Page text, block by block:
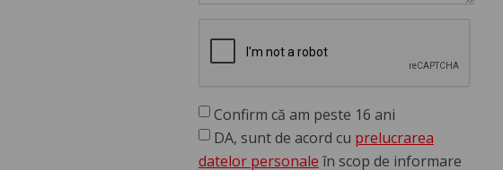
Confirm că am peste 16 ani
DA, sunt de acord cu prelucrarea
datelor personale în scop de informare